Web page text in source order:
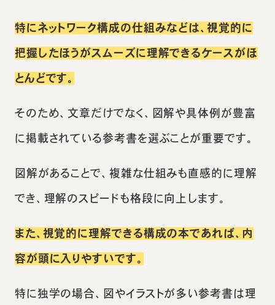
特にネットワーク構成の仕組みなどは、視覚的に
把握したほうがスムーズに理解できるケースがほ
とんどです。
そのため、文章だけでなく、図解や具体例が豊富
に掲載されている参考書を選ぶことが重要です。
図解があることで、複雑な仕組みも直感的に理解
でき、理解のスピードも格段に向上します。
また、視覚的に理解できる構成の本であれば、内
容が頭に入りやすいです。
特に独学の場合、図やイラストが多い参考書は理